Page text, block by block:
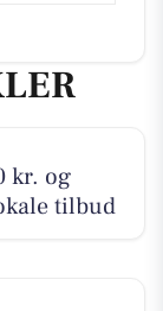
kr. og
tilbud